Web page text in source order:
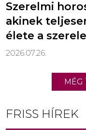
Szerelmi
akinek
élete a
2026.07.26.
MÉG
FRISS HÍREK